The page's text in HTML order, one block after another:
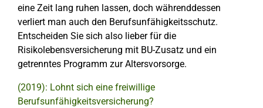
eine Zeit lang ruhen lassen, doch währenddessen
verliert man auch den Berufsunfähigkeitsschutz.
Entscheiden Sie sich also lieber für die
Risikolebensversicherung mit BU-Zusatz und ein
getrenntes Programm zur Altersvorsorge.
(2019): Lohnt sich eine freiwillige
Berufsunfähigkeitsversicherung?